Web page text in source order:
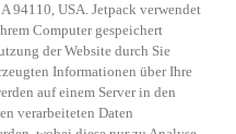
94110, USA. Jetpack verwendet
Computer gespeichert
der Website durch Sie
Informationen über Ihre
auf einem Server in den
verarbeiteten Daten